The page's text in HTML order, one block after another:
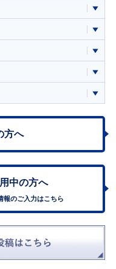
方へ
中の方へ
報のご入力はこちら